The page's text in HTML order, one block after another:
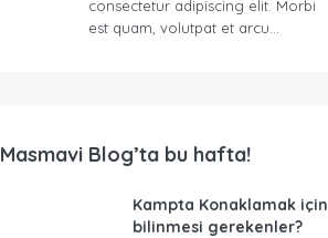
consectetur adipiscing elit. Morbi
est quam, volutpat et arcu…
Masmavi Blog’ta bu hafta!
Kampta Konaklamak için
bilinmesi gerekenler?